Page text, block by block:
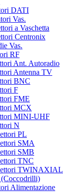
DATI
Vas.
a Vaschetta
Centronix
Vas.
RF
Ant. Autoradio
Antenna TV
BNC
F
FME
MCX
MINI-UHF
N
PL
SMA
SMB
TNC
TWINAXIAL
Alimentazione